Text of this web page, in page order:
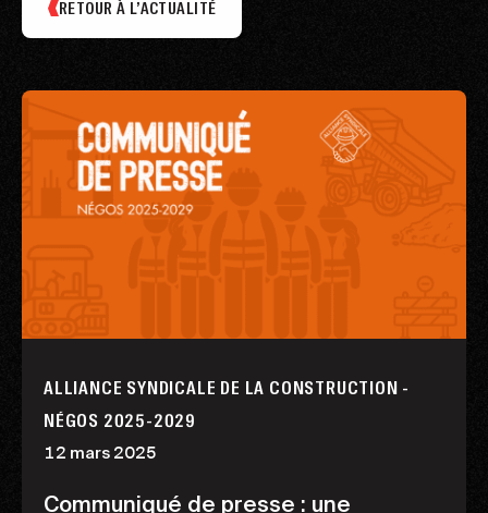
RETOUR À L’ACTUALITÉ
ALLIANCE SYNDICALE DE LA CONSTRUCTION -
NÉGOS 2025-2029
12 mars 2025